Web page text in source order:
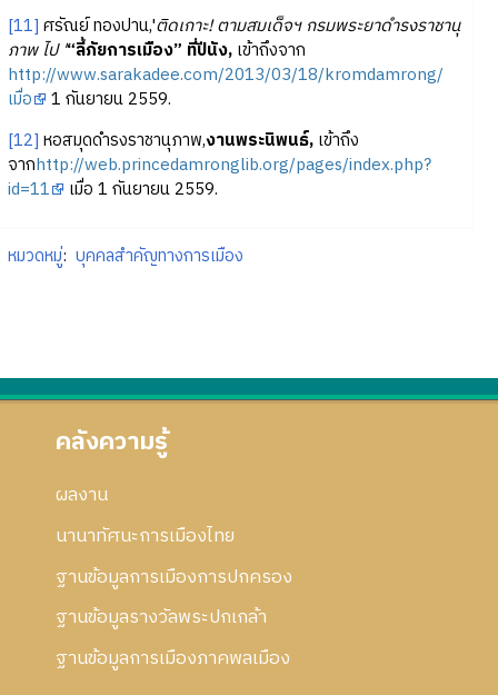
[11] ศรัณย์ ทองปาน,'ติดเกาะ! ตามสมเด็จฯ กรมพระยาดำรงราชานุ
ภาพ ไป '“ลี้ภัยการเมือง” ที่ปีนัง,เข้าถึงจาก
http://www.sarakadee.com/2013/03/18/kromdamrong/
เมื่อ
1 กันยายน 2559.
[12] หอสมุดดำรงราชานุภาพ,งานพระนิพนธ์,เข้าถึง
จากhttp://web.princedamronglib.org/pages/index.php?
id=11
เมื่อ 1 กันยายน 2559.
หมวดหมู่: บุคคลสำคัญทางการเมือง
คลังความรู้
ผลงาน
นานาทัศนะการเมืองไทย
ฐานข้อมูลการเมืองการปกครอง
ฐานข้อมูลรางวัลพระปกเกล้า
ฐานข้อมูลการเมืองภาคพลเมือง